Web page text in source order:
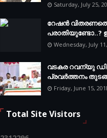
Saturday, July 25,
റേഷൻ
പരാതിയുണ്ടോ..?
Wednesday, July
വടകര റവന്യു
പ്രവർത്തനം
Friday, June 15,
Total Site Visitors